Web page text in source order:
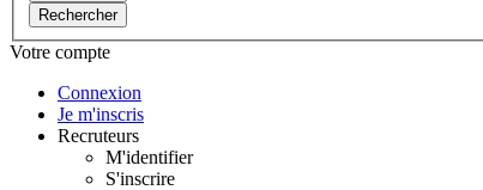
Rechercher
Votre compte
Connexion
Je m'inscris
Recruteurs
M'identifier
S'inscrire